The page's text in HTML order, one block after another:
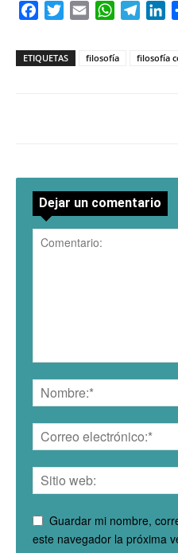
FacebookTwitterEmail WhatsApp
ETIQUETAS filosofía filosofía
Dejar un comentario
Guardar mi nombre,
este navegador la próxima